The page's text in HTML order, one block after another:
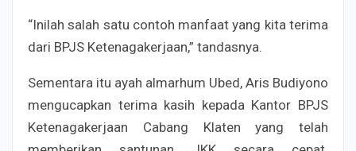
“Inilah salah satu contoh manfaat yang kita terima
dari BPJS Ketenagakerjaan,” tandasnya.
Sementara itu ayah almarhum Ubed, Aris Budiyono
mengucapkan terima kasih kepada Kantor BPJS
Ketenagakerjaan Cabang Klaten yang telah